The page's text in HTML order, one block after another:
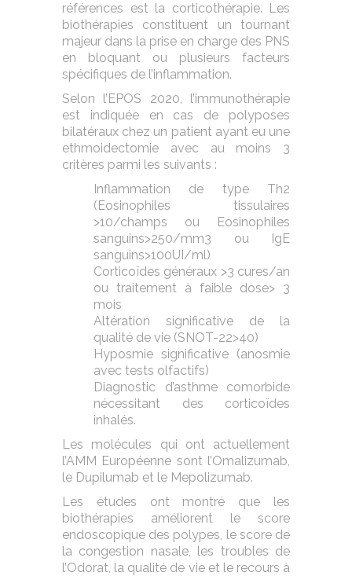
références est la corticothérapie. Les
biothérapies constituent un tournant
majeur dans la prise en charge des PNS
en bloquant ou plusieurs facteurs
spécifiques de l’inflammation.
Selon l’EPOS 2020, l’immunothérapie
est indiquée en cas de polyposes
bilatéraux chez un patient ayant eu une
ethmoidectomie avec au moins 3
critères parmi les suivants :
Inflammation de type Th2
(Eosinophiles tissulaires
>10/champs ou Eosinophiles
sanguins>250/mm3 ou IgE
sanguins>100UI/ml)
Corticoïdes généraux >3 cures/an
ou traitement à faible dose> 3
mois
Altération significative de la
qualité de vie (SNOT-22>40)
Hyposmie significative (anosmie
avec tests olfactifs)
Diagnostic d’asthme comorbide
nécessitant des corticoïdes
inhalés.
Les molécules qui ont actuellement
l’AMM Européenne sont l’Omalizumab,
le Dupilumab et le Mepolizumab.
Les études ont montré que les
biothérapies améliorent le score
endoscopique des polypes, le score de
la congestion nasale, les troubles de
l’Odorat, la qualité de vie et le recours à